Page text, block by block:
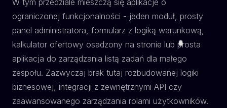
W tym przedziale mieszczą się aplikacje o
ograniczonej funkcjonalności - jeden moduł, prosty
panel administratora, formularz z logiką warunkową,
kalkulator ofertowy osadzony na stronie lub prosta
aplikacja do zarządzania listą zadań dla małego
zespołu. Zazwyczaj brak tutaj rozbudowanej logiki
biznesowej, integracji z zewnętrznymi API czy
zaawansowanego zarządzania rolami użytkowników.